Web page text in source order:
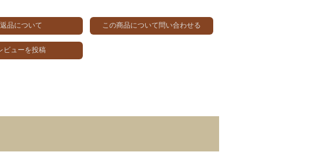
返品について この商品について問い合わせる
ビューを投稿